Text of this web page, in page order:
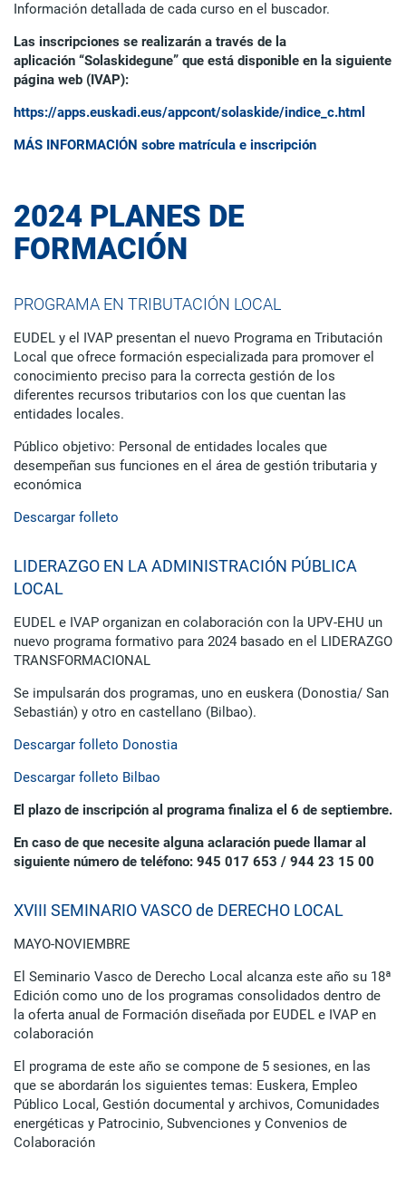
Información detallada de cada curso en el buscador.
Las inscripciones se realizarán a través de la
aplicación “Solaskidegune” que está disponible en la siguiente
página web (IVAP):
https://apps.euskadi.eus/appcont/solaskide/indice_c.html
MÁS INFORMACIÓN sobre matrícula e inscripción
2024 PLANES DE
FORMACIÓN
PROGRAMA EN TRIBUTACIÓN LOCAL
EUDEL y el IVAP presentan el nuevo Programa en Tributación
Local que ofrece formación especializada para promover el
conocimiento preciso para la correcta gestión de los
diferentes recursos tributarios con los que cuentan las
entidades locales.
Público objetivo: Personal de entidades locales que
desempeñan sus funciones en el área de gestión tributaria y
económica
Descargar folleto
LIDERAZGO EN LA ADMINISTRACIÓN PÚBLICA
LOCAL
EUDEL e IVAP organizan en colaboración con la UPV-EHU un
nuevo programa formativo para 2024 basado en el LIDERAZGO
TRANSFORMACIONAL
Se impulsarán dos programas, uno en euskera (Donostia/ San
Sebastián) y otro en castellano (Bilbao).
Descargar folleto Donostia
Descargar folleto Bilbao
El plazo de inscripción al programa finaliza el 6 de septiembre.
En caso de que necesite alguna aclaración puede llamar al
siguiente número de teléfono: 945 017 653 / 944 23 15 00
XVIII SEMINARIO VASCO de DERECHO LOCAL
MAYO-NOVIEMBRE
El Seminario Vasco de Derecho Local alcanza este año su 18ª
Edición como uno de los programas consolidados dentro de
la oferta anual de Formación diseñada por EUDEL e IVAP en
colaboración
El programa de este año se compone de 5 sesiones, en las
que se abordarán los siguientes temas: Euskera, Empleo
Público Local, Gestión documental y archivos, Comunidades
energéticas y Patrocinio, Subvenciones y Convenios de
Colaboración